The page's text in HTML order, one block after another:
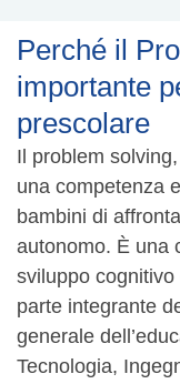
Perché il
importante
prescolare
Il problem
una competenza
bambini di
autonomo. È una
sviluppo
parte integrante
generale
Tecnologia,